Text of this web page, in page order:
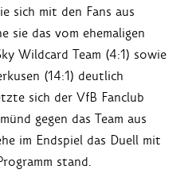
sich mit den Fans aus
sie das vom ehemaligen
Wildcard Team (4:1) sowie
(14:1) deutlich
sich der VfB Fanclub
gegen das Team aus
im Endspiel das Duell mit
stand.